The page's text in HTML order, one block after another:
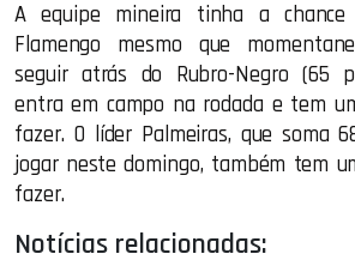
A equipe mineira tinha a
Flamengo mesmo que
seguir atrás do Rubro-Negro (65
entra em campo na rodada e tem
fazer. O líder Palmeiras, que soma
jogar neste domingo, também tem
fazer.
Notícias relacionadas: